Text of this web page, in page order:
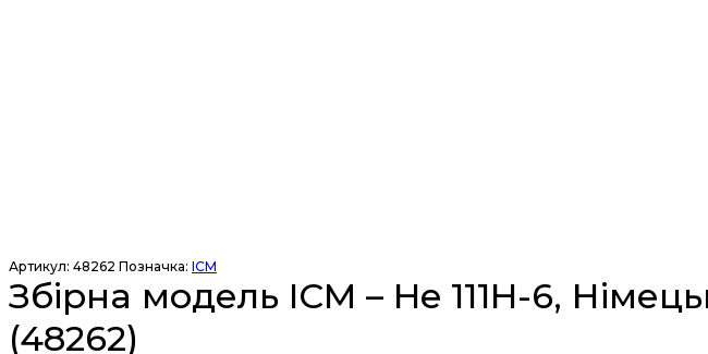
Артикул: 48262 Позначка: ICM
Збірна модель ICM – He 111H-6,
(48262)